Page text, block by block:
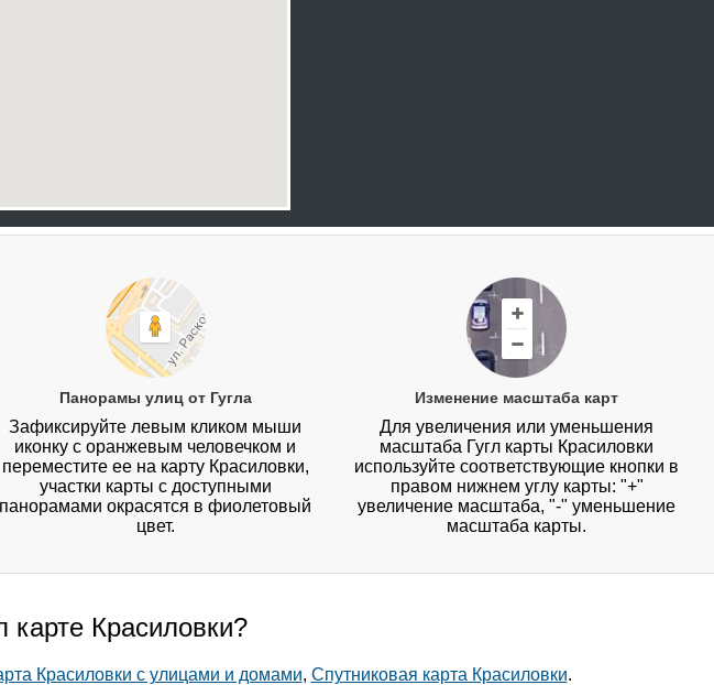
Панорамы улиц от Гугла
Зафиксируйте левым кликом мыши
иконку с оранжевым человечком и
переместите ее на карту Красиловки,
участки карты с доступными
панорамами окрасятся в фиолетовый
цвет.
Изменение масштаба карт
Для увеличения или уменьшения
масштаба Гугл карты Красиловки
используйте соответствующие кнопки в
правом нижнем углу карты: "+"
увеличение масштаба, "-" уменьшение
масштаба карты.
карте Красиловки?
Красиловки с улицами и домами, Спутниковая карта Красиловки.